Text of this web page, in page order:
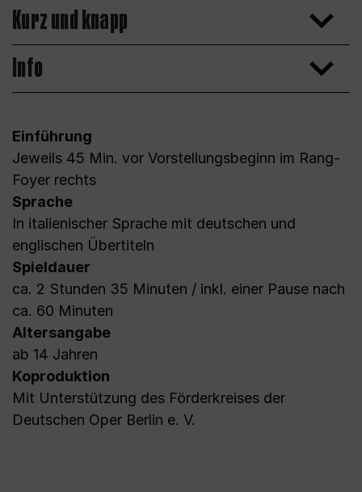
Kurz und knapp
Info
Einführung
Jeweils 45 Min. vor Vorstellungsbeginn im Rang-
Foyer rechts
Sprache
In italienischer Sprache mit deutschen und
englischen Übertiteln
Spieldauer
ca. 2 Stunden 35 Minuten / inkl. einer Pause nach
ca. 60 Minuten
Altersangabe
ab 14 Jahren
Koproduktion
Mit Unterstützung des Förderkreises der
Deutschen Oper Berlin e. V.